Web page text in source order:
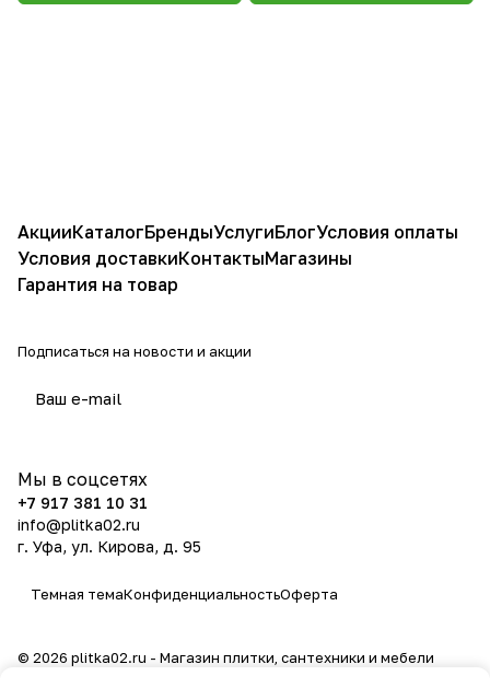
АкцииКаталогБрендыУслугиБлогУсловия оплаты
Условия доставкиКонтактыМагазины
Гарантия на товар
Подписаться на новости и акции
Мы в соцсетях
+7 917 381 10 31
info@plitka02.ru
г. Уфа, ул. Кирова, д. 95
Темная темаКонфиденциальностьОферта
© 2026 plitka02.ru - Магазин плитки, сантехники и мебели